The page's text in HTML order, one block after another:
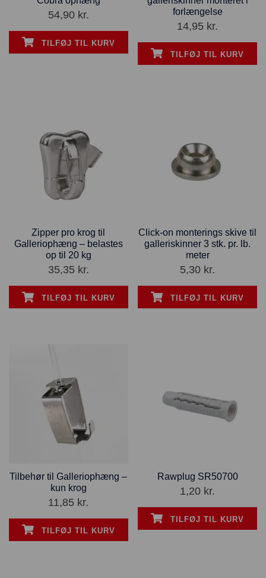
54,90 kr.
TILFØJ TIL KURV
forlængelse
14,95 kr.
TILFØJ TIL KURV
Zipper pro krog til
Galleriophæng – belastes
op til 20 kg
35,35 kr.
TILFØJ TIL KURV
Click-on monterings skive til
galleriskinner 3 stk. pr. lb.
meter
5,30 kr.
TILFØJ TIL KURV
Tilbehør til Galleriophæng –
kun krog
11,85 kr.
TILFØJ TIL KURV
Rawplug SR50700
1,20 kr.
TILFØJ TIL KURV